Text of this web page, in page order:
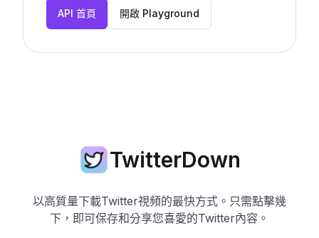
API 首頁 開啟 Playground
TwitterDown
以高質量下載Twitter視頻的最快方式。只需點擊幾
下，即可保存和分享您喜愛的Twitter內容。